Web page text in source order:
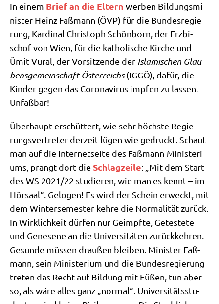
In einem Brief an die Eltern wer­ben Bil­dungs­mi­
ni­ster Heinz Faß­mann (ÖVP) für die Bun­des­re­gie­
rung, Kar­di­nal Chri­stoph Schön­born, der Erz­bi­
schof von Wien, für die katho­li­sche Kir­che und
Ümit Vural, der Vor­sit­zen­de der Isla­mi­schen Glau­
bens­ge­mein­schaft Öster­reichs(IGGÖ), dafür, die
Kin­der gegen das Coro­na­vi­rus imp­fen zu las­sen.
Unfaßbar!
Über­haupt erschüt­tert, wie sehr höch­ste Regie­
rungs­ver­tre­ter der­zeit lügen wie gedruckt. Schaut
man auf die Inter­net­sei­te des Faß­mann-Mini­ste­ri­
ums, prangt dort die Schlag­zei­le: „Mit dem Start
des WS 2021/​22 stu­die­ren, wie man es kennt – im
Hör­saal“. Gelo­gen! Es wird der Schein erweckt, mit
dem Win­ter­se­me­ster keh­re die Nor­ma­li­tät zurück.
In Wirk­lich­keit dür­fen nur Geimpf­te, Gete­ste­te
und Gene­se­ne an die Uni­ver­si­tä­ten zurück­keh­ren.
Gesun­de müs­sen drau­ßen blei­ben. Mini­ster Faß­
mann, sein Mini­ste­ri­um und die Bun­des­re­gie­rung
tre­ten das Recht auf Bil­dung mit Füßen, tun aber
so, als wäre alles ganz „nor­mal“. Uni­ver­si­täts­stu­